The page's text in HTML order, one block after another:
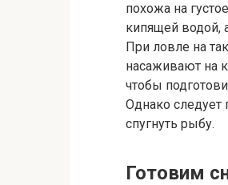
похожа на
кипящей водой,
При ловле на
насаживают на
чтобы
Однако следует
спугнуть рыбу.
Готовим